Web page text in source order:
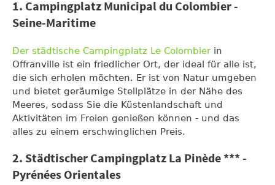
1. Campingplatz Municipal du Colombier -
Seine-Maritime
Der städtische Campingplatz Le Colombierin
Offranville ist ein friedlicher Ort, der ideal für alle ist,
die sich erholen möchten. Er ist von Natur umgeben
und bietet geräumige Stellplätze in der Nähe des
Meeres, sodass Sie die Küstenlandschaft und
Aktivitäten im Freien genießen können - und das
alles zu einem erschwinglichen Preis.
2. Städtischer Campingplatz La Pinède *** -
Pyrénées Orientales